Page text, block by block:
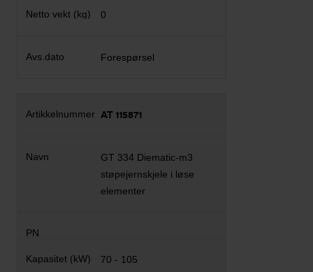
0
Forespørsel
AT 115871
GT 334 Diematic-m3
støpejernskjele i løse
elementer
70 - 105